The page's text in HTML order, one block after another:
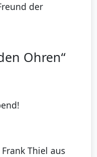
der
Ohren“
Thiel aus